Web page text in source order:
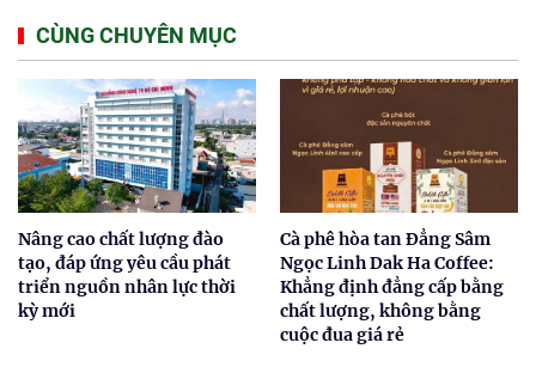
CÙNG CHUYÊN MỤC
Nâng cao chất lượng đào
tạo, đáp ứng yêu cầu phát
triển nguồn nhân lực thời
kỳ mới
Cà phê hòa tan Đẳng Sâm
Ngọc Linh Dak Ha Coffee:
Khẳng định đẳng cấp bằng
chất lượng, không bằng
cuộc đua giá rẻ